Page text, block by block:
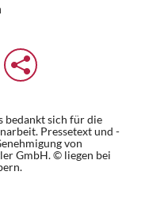
bedankt sich für die
Pressetext und -
von
GmbH. © liegen bei